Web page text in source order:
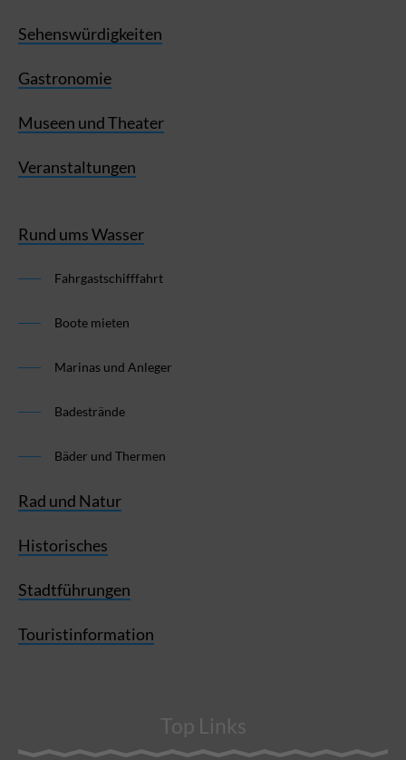
Sehenswürdigkeiten
Gastronomie
Museen und Theater
Veranstaltungen
Rund ums Wasser
Fahrgastschifffahrt
Boote mieten
Marinas und Anleger
Badestrände
Bäder und Thermen
Rad und Natur
Historisches
Stadtführungen
Touristinformation
Top Links